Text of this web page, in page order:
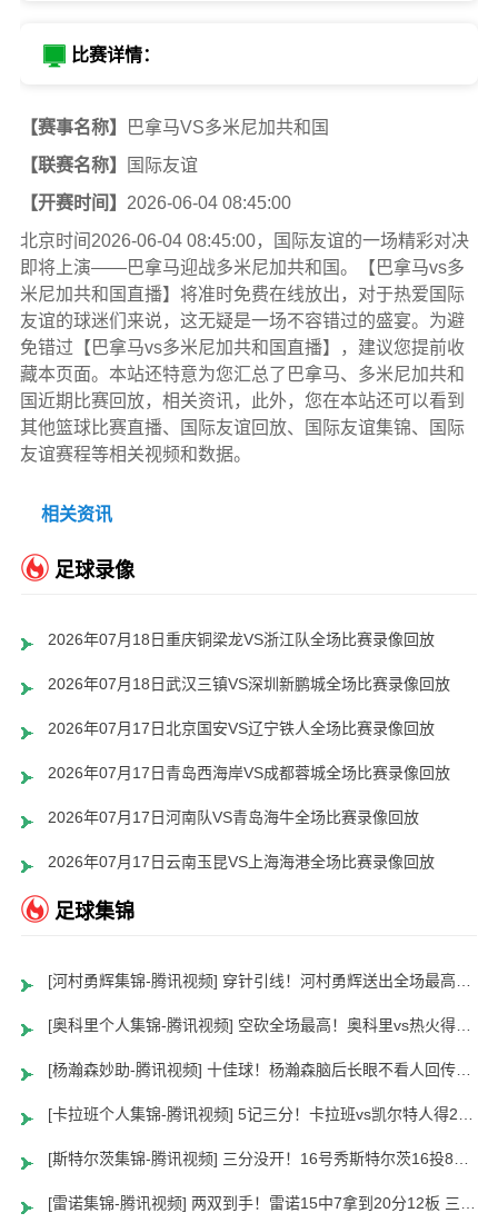
比赛详情：
【赛事名称】
巴拿马VS多米尼加共和国
【联赛名称】
国际友谊
【开赛时间】 2026-06-04 08:45:00
北京时间2026-06-04 08:45:00，国际友谊的一场精彩对决
即将上演——巴拿马迎战多米尼加共和国。【巴拿马vs多
米尼加共和国直播】将准时免费在线放出，对于热爱国际
友谊的球迷们来说，这无疑是一场不容错过的盛宴。为避
免错过【巴拿马vs多米尼加共和国直播】，建议您提前收
藏本页面。本站还特意为您汇总了巴拿马、多米尼加共和
国近期比赛回放，相关资讯，此外，您在本站还可以看到
其他篮球比赛直播、国际友谊回放、国际友谊集锦、国际
友谊赛程等相关视频和数据。
相关资讯
足球录像
2026年07月18日重庆铜梁龙VS浙江队全场比赛录像回放
2026年07月18日武汉三镇VS深圳新鹏城全场比赛录像回放
2026年07月17日北京国安VS辽宁铁人全场比赛录像回放
2026年07月17日青岛西海岸VS成都蓉城全场比赛录像回放
2026年07月17日河南队VS青岛海牛全场比赛录像回放
2026年07月17日云南玉昆VS上海海港全场比赛录像回放
足球集锦
[河村勇辉集锦-腾讯视频] 穿针引线！河村勇辉送出全场最高12助攻 8中2拿到5分5板
[奥科里个人集锦-腾讯视频] 空砍全场最高！奥科里vs热火得27分4板
[杨瀚森妙助-腾讯视频] 十佳球！杨瀚森脑后长眼不看人回传助队友暴扣
[卡拉班个人集锦-腾讯视频] 5记三分！卡拉班vs凯尔特人得21+8
[斯特尔茨集锦-腾讯视频] 三分没开！16号秀斯特尔茨16投8中&三分8中2得到22分2板6助
[雷诺集锦-腾讯视频] 两双到手！雷诺15中7拿到20分12板 三分5中2